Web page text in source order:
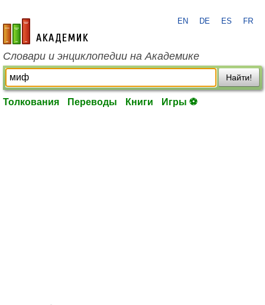
academic.ru
EN DE ES FR
Словари и энциклопедии на Академике
Найти!
Толкования Переводы Книги Игры ⚽